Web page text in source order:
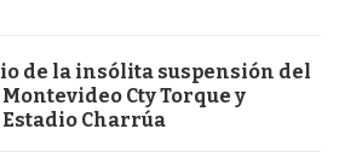
de la insólita suspensión del
Cty Torque y
Charrúa